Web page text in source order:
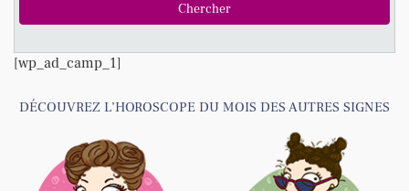
[wp_ad_camp_1]
DÉCOUVREZ L’HOROSCOPE DU MOIS DES AUTRES SIGNES